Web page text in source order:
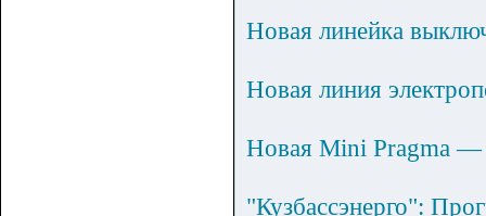
Новая линейка
Новая линия
Новая Mini Pragma —
"Кузбассэнерго":